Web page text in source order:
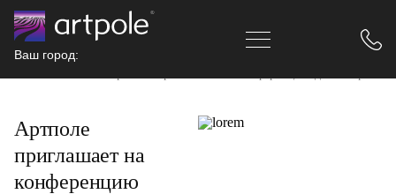
Ваш город:
Артполе
приглашает на
конференцию